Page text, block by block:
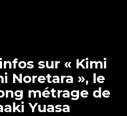
sur « Kimi
Noretara », le
métrage de
Yuasa